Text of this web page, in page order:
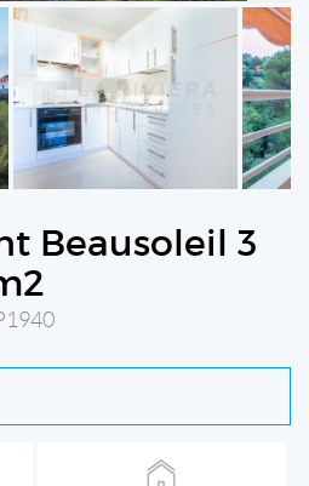
Beausoleil 3